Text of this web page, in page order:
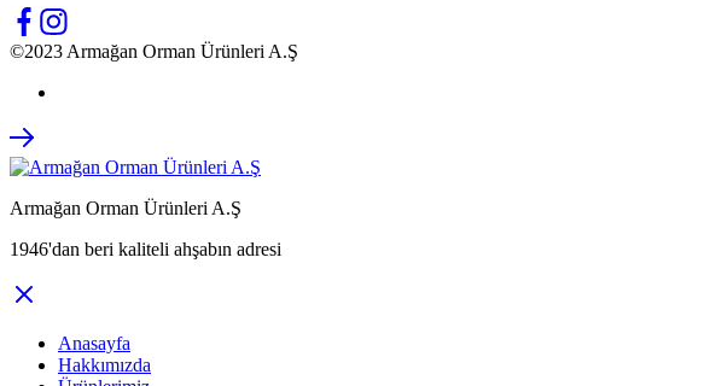
©2023 Armağan Orman Ürünleri A.Ş
Armağan Orman Ürünleri A.Ş
1946'dan beri kaliteli ahşabın adresi
Anasayfa
Hakkımızda